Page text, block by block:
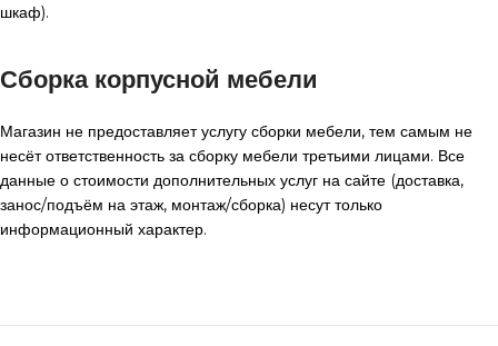
шкаф).
Сборка корпусной мебели
Магазин не предоставляет услугу сборки мебели, тем самым не
несёт ответственность за сборку мебели третьими лицами. Все
данные о стоимости дополнительных услуг на сайте (доставка,
занос/подъём на этаж, монтаж/сборка) несут только
информационный характер.